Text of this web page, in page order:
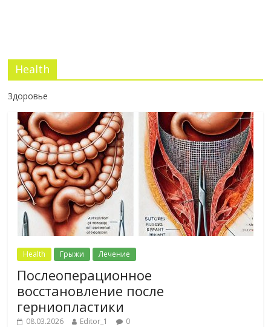
Health
Здоровье
Health Грыжи Лечение
Послеоперационное
восстановление после
герниопластики
08.03.2026 Editor_1 0